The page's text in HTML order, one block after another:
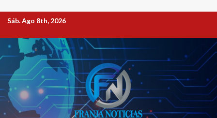
Sáb. Ago 8th, 2026